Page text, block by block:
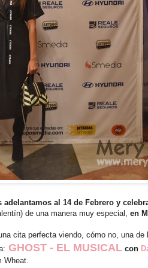
adelantamos al 14 de Febrero y
de una manera muy especial, en
cita perfecta viendo, cómo no, una de
GHOST - EL MUSICAL con
Wheat.